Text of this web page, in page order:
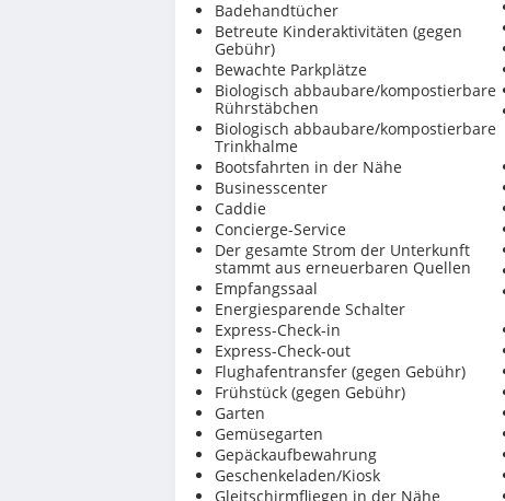
Badehandtücher
Betreute Kinderaktivitäten (gegen
Gebühr)
Bewachte Parkplätze
Biologisch abbaubare/kompostierbare
Rührstäbchen
Biologisch abbaubare/kompostierbare
Trinkhalme
Bootsfahrten in der Nähe
Businesscenter
Caddie
Concierge-Service
Der gesamte Strom der Unterkunft
stammt aus erneuerbaren Quellen
Empfangssaal
Energiesparende Schalter
Express-Check-in
Express-Check-out
Flughafentransfer (gegen Gebühr)
Frühstück (gegen Gebühr)
Garten
Gemüsegarten
Gepäckaufbewahrung
Geschenkeladen/Kiosk
Gleitschirmfliegen in der Nähe